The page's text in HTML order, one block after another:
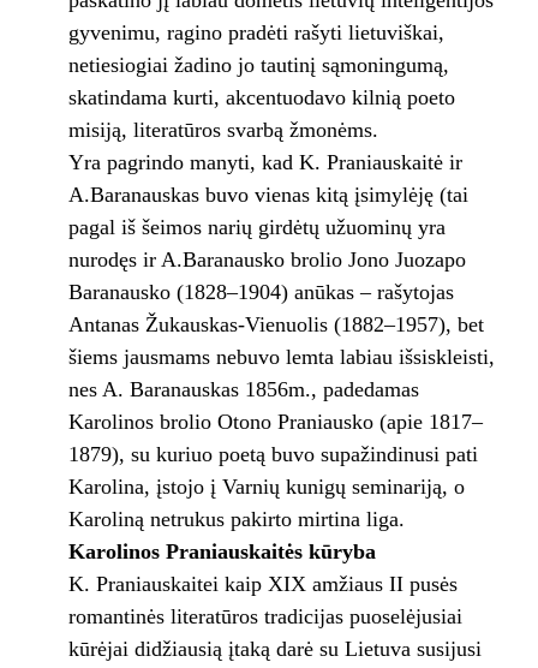
gyvenimu, ragino pradėti rašyti lietuviškai,
netiesiogiai žadino jo tautinį sąmoningumą,
skatindama kurti, akcentuodavo kilnią poeto
misiją, literatūros svarbą žmonėms.
Yra pagrindo manyti, kad K. Praniauskaitė ir
A.Baranauskas buvo vienas kitą įsimylėję (tai
pagal iš šeimos narių girdėtų užuominų yra
nurodęs ir A.Baranausko brolio Jono Juozapo
Baranausko (1828–1904) anūkas – rašytojas
Antanas Žukauskas-Vienuolis (1882–1957), bet
šiems jausmams nebuvo lemta labiau išsiskleisti,
nes A. Baranauskas 1856m., padedamas
Karolinos brolio Otono Praniausko (apie 1817–
1879), su kuriuo poetą buvo supažindinusi pati
Karolina, įstojo į Varnių kunigų seminariją, o
Karoliną netrukus pakirto mirtina liga.
Karolinos Praniauskaitės kūryba
K. Praniauskaitei kaip XIX amžiaus II pusės
romantinės literatūros tradicijas puoselėjusiai
kūrėjai didžiausią įtaką darė su Lietuva susijusi